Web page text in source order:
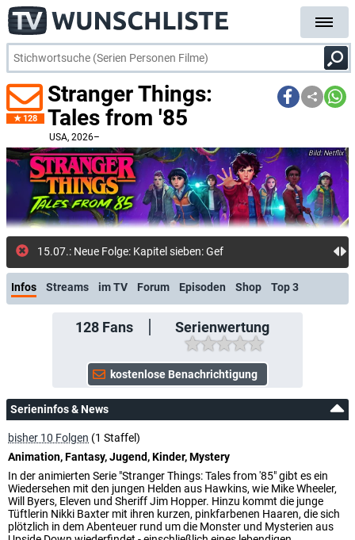
128
Stranger Things:
Tales from '85
USA, 2026–
Netflix
15.07.: Neue Folge: Kapitel sieben: Gefangen im Sturm (Ne
Infos Streams im TV Forum Episoden Shop Top 3
128Fans Serienwertung
Serieninfos & News
bisher 10 Folgen (1 Staffel)
Animation, Fantasy, Jugend, Kinder, Mystery
In der animierten Serie "Stranger Things: Tales from '85" gibt es ein
Wiedersehen mit den jungen Helden aus Hawkins, wie Mike Wheeler,
Will Byers, Eleven und Sheriff Jim Hopper. Hinzu kommt die junge
Tüftlerin Nikki Baxter mit ihren kurzen, pinkfarbenen Haaren, die sich
plötzlich in dem Abenteuer rund um die Monster und Mysterien aus